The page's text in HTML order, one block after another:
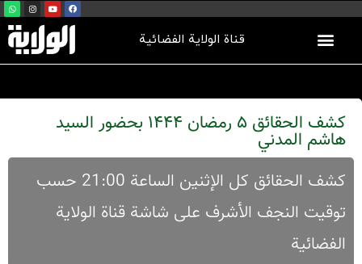
قناة الولاية الفضائية
كشف الحقائق 5 رمضان 1444 بحضور السيد
هاشم المدني
کشف الحقائق کل الإثنین الساعة 21:00 حسب
توقیت النجف الأشرف علی شاشة قناة الولایة
الفضائیة